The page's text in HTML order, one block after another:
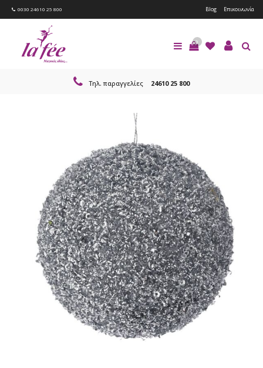
0030 24610 25 800 Blog Επικοινωνία
0
Τηλ. παραγγελίες 24610 25 800